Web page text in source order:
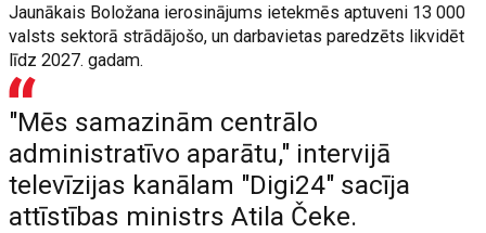
Jaunākais Boložana ierosinājums ietekmēs aptuveni 13 000
valsts sektorā strādājošo, un darbavietas paredzēts likvidēt
līdz 2027. gadam.
"Mēs samazinām centrālo
administratīvo aparātu," intervijā
televīzijas kanālam "Digi24" sacīja
attīstības ministrs Atila Čeke.